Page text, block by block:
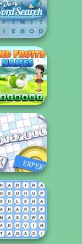
Daily Quote
Daily Word
Search
Find Fruits
Names
Outspell